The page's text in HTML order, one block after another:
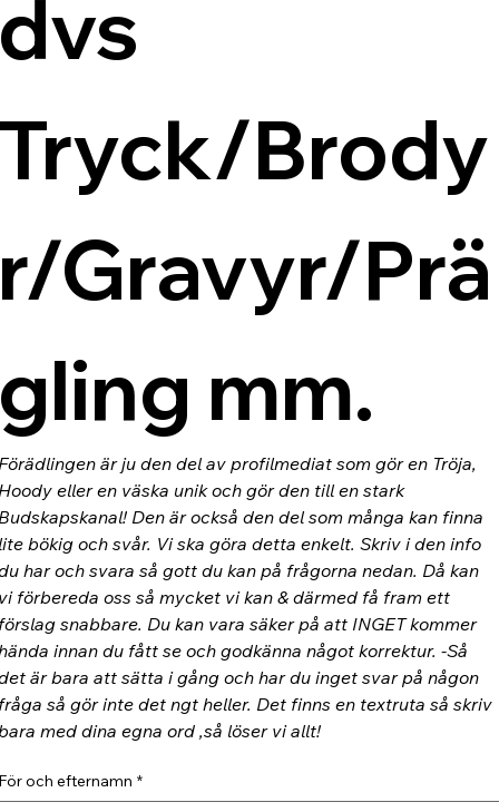
Brody
Gravyr/Prä
mm.
är ju den del av profilmediat som gör en Tröja,
eller en väska unik och gör den till en stark
Den är också den del som många kan finna
bökig och svår. Vi ska göra detta enkelt. Skriv i den info
har och svara så gott du kan på frågorna nedan. Då kan
förbereda oss så mycket vi kan & därmed få fram ett
snabbare. Du kan vara säker på att INGET kommer
innan du fått se och godkänna något korrektur. -Så
är bara att sätta i gång och har du inget svar på någon
så gör inte det ngt heller. Det finns en textruta så skriv
med dina egna ord ,så löser vi allt!
och efternamn *